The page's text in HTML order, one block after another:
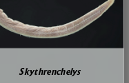
Skythrenchelys